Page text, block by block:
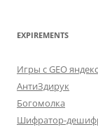
EXPIREMENTS
Игры с GEO
АнтиЗдирук
Богомолка
Шифратор-